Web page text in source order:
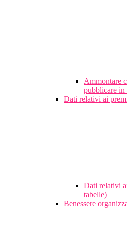
Ammontare
pubblicare in
Dati relativi ai
Dati relativi
tabelle)
Benessere